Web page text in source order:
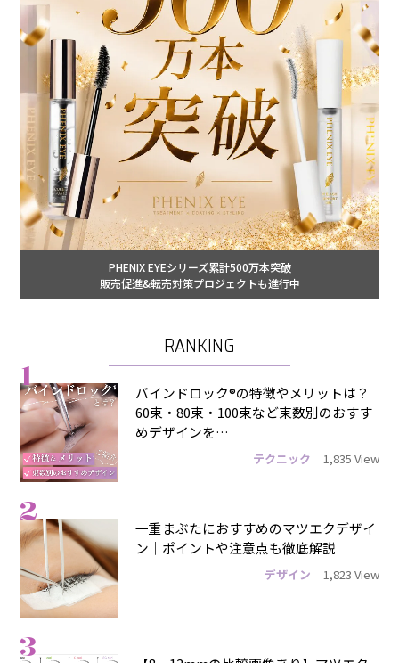
PHENIX EYEシリーズ累計500万本突破
販売促進&転売対策プロジェクトも進行中
RANKING
1
バインドロック®の特徴やメリットは？
60束・80束・100束など束数別のおすす
めデザインを…
テクニック 1,835 View
2
一重まぶたにおすすめのマツエクデザイ
ン｜ポイントや注意点も徹底解説
デザイン 1,823 View
3